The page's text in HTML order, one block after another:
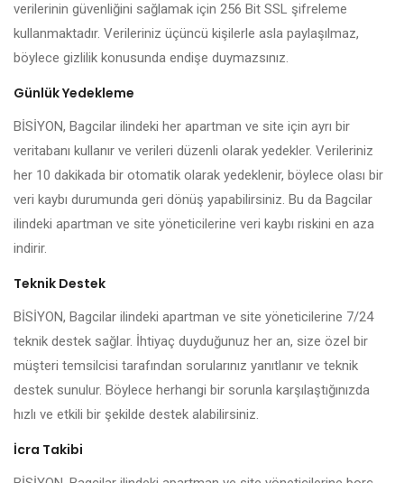
verilerinin güvenliğini sağlamak için 256 Bit SSL şifreleme
kullanmaktadır. Verileriniz üçüncü kişilerle asla paylaşılmaz,
böylece gizlilik konusunda endişe duymazsınız.
Günlük Yedekleme
BİSİYON, Bagcilar ilindeki her apartman ve site için ayrı bir
veritabanı kullanır ve verileri düzenli olarak yedekler. Verileriniz
her 10 dakikada bir otomatik olarak yedeklenir, böylece olası bir
veri kaybı durumunda geri dönüş yapabilirsiniz. Bu da Bagcilar
ilindeki apartman ve site yöneticilerine veri kaybı riskini en aza
indirir.
Teknik Destek
BİSİYON, Bagcilar ilindeki apartman ve site yöneticilerine 7/24
teknik destek sağlar. İhtiyaç duyduğunuz her an, size özel bir
müşteri temsilcisi tarafından sorularınız yanıtlanır ve teknik
destek sunulur. Böylece herhangi bir sorunla karşılaştığınızda
hızlı ve etkili bir şekilde destek alabilirsiniz.
İcra Takibi